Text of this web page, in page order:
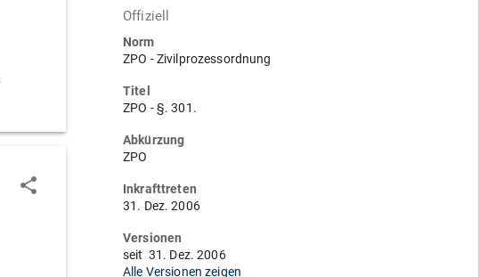
share
Offiziell
Norm
ZPO - Zivilprozessordnung
Titel
ZPO - §. 301.
Abkürzung
ZPO
Inkrafttreten
31. Dez. 2006
Versionen
seit 31. Dez. 2006
Alle Versionen zeigen